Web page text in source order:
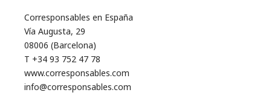
Corresponsables en España
Vía Augusta, 29
08006 (Barcelona)
T +34 93 752 47 78
www.corresponsables.com
info@corresponsables.com